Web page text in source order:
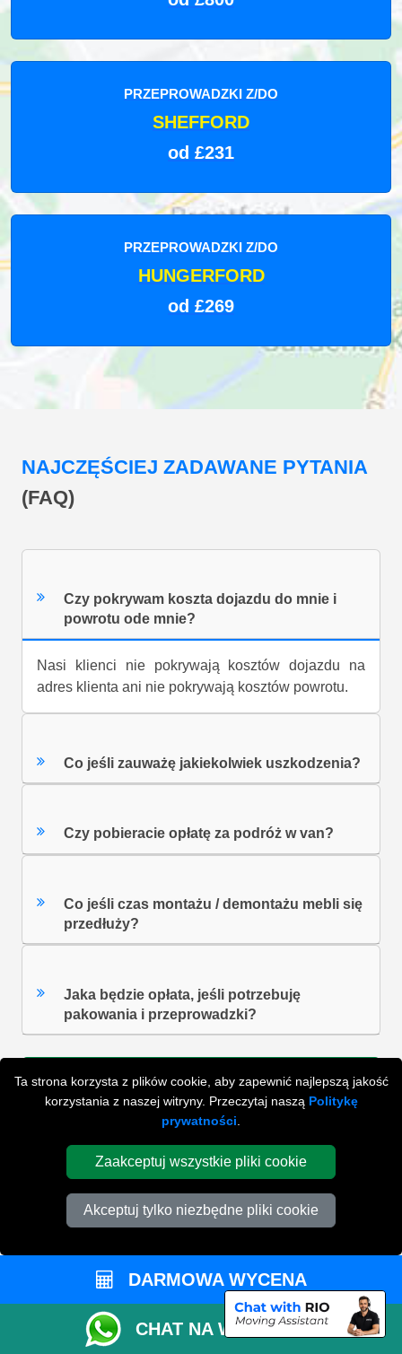
Ta strona korzysta z plików cookie, aby zapewnić najlepszą jakość
korzystania z naszej witryny. Przeczytaj naszą Politykę
prywatności
Zaakceptuj wszystkie pliki cookie
Akceptuj tylko niezbędne pliki cookie
PRZEPROWADZKI Z/DO
SHEFFORD
od £231
PRZEPROWADZKI Z/DO
HUNGERFORD
od £269
NAJCZĘŚCIEJ ZADAWANE PYTANIA
(FAQ)
Czy pokrywam koszta dojazdu do mnie i
powrotu ode mnie?
Nasi klienci nie pokrywają kosztów dojazdu na
adres klienta ani nie pokrywają kosztów powrotu.
Co jeśli zauważę jakiekolwiek uszkodzenia?
Czy pobieracie opłatę za podróż w van?
Co jeśli czas montażu / demontażu mebli się
przedłuży?
Jaka będzie opłata, jeśli potrzebuję
pakowania i przeprowadzki?
ZOBACZ WSZYSTKIE FAQ'S
WYSZUKAJ W NAJCZĘŚCIEJ ZADAWANYCH
PYTANIACH
ZACZNIJ WPISYWAĆ SWOJE PYTANIE I WYBIERZ Z
DARMOWA WYCENA
CHAT NA WHATSAPP